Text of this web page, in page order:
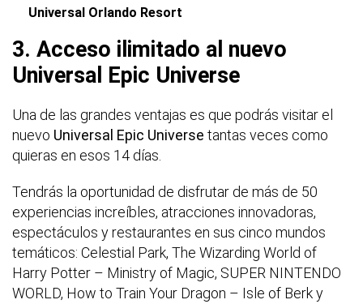
Universal Orlando Resort
3. Acceso ilimitado al nuevo
Universal Epic Universe
Una de las grandes ventajas es que podrás visitar el
nuevo Universal Epic Universe tantas veces como
quieras en esos 14 días.
Tendrás la oportunidad de disfrutar de más de 50
experiencias increíbles, atracciones innovadoras,
espectáculos y restaurantes en sus cinco mundos
temáticos: Celestial Park, The Wizarding World of
Harry Potter – Ministry of Magic, SUPER NINTENDO
WORLD, How to Train Your Dragon – Isle of Berk y